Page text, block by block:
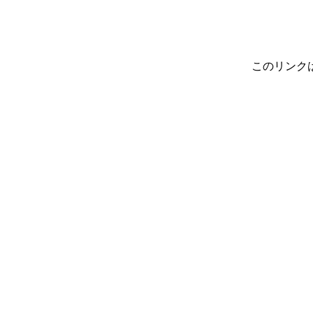
このリンク